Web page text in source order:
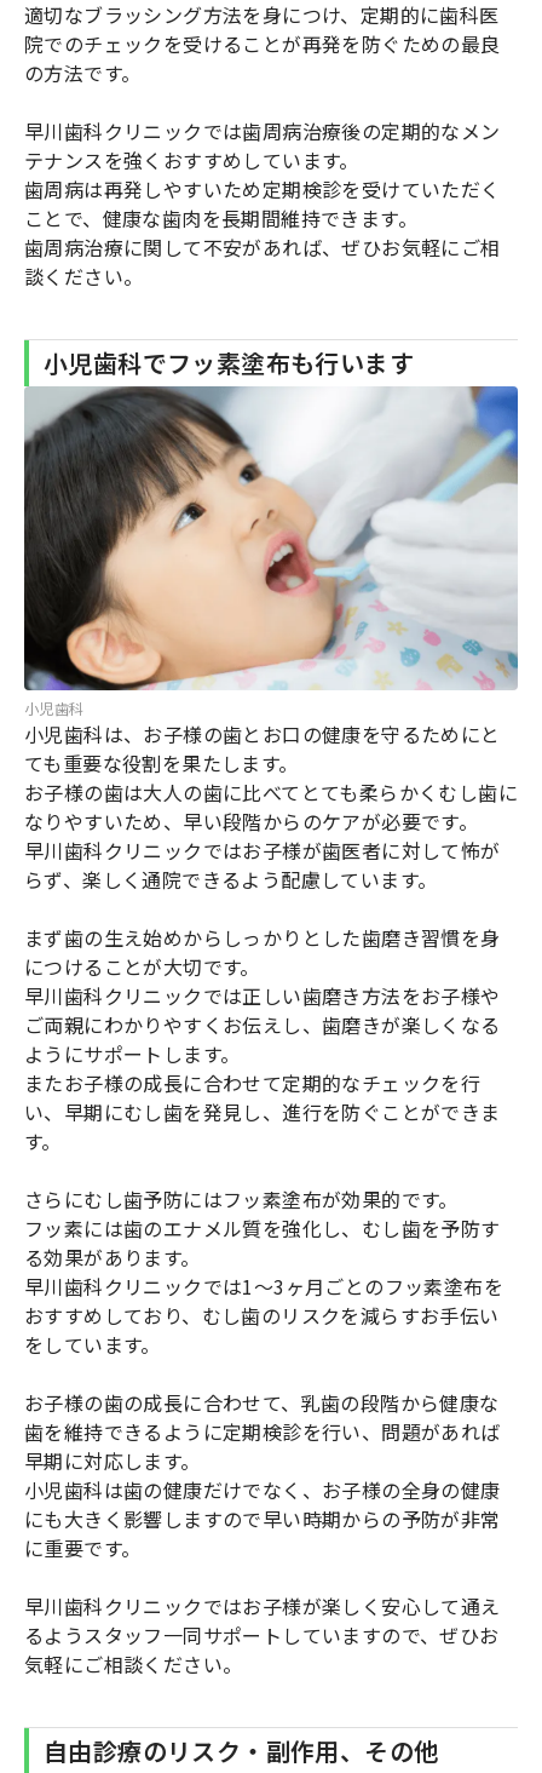
適切なブラッシング方法を身につけ、定期的に歯科医
院でのチェックを受けることが再発を防ぐための最良
の方法です。
早川歯科クリニックでは歯周病治療後の定期的なメン
テナンスを強くおすすめしています。
歯周病は再発しやすいため定期検診を受けていただく
ことで、健康な歯肉を長期間維持できます。
歯周病治療に関して不安があれば、ぜひお気軽にご相
談ください。
小児歯科でフッ素塗布も行います
小児歯科
小児歯科は、お子様の歯とお口の健康を守るためにと
ても重要な役割を果たします。
お子様の歯は大人の歯に比べてとても柔らかくむし歯に
なりやすいため、早い段階からのケアが必要です。
早川歯科クリニックではお子様が歯医者に対して怖が
らず、楽しく通院できるよう配慮しています。
まず歯の生え始めからしっかりとした歯磨き習慣を身
につけることが大切です。
早川歯科クリニックでは正しい歯磨き方法をお子様や
ご両親にわかりやすくお伝えし、歯磨きが楽しくなる
ようにサポートします。
またお子様の成長に合わせて定期的なチェックを行
い、早期にむし歯を発見し、進行を防ぐことができま
す。
さらにむし歯予防にはフッ素塗布が効果的です。
フッ素には歯のエナメル質を強化し、むし歯を予防す
る効果があります。
早川歯科クリニックでは1～3ヶ月ごとのフッ素塗布を
おすすめしており、むし歯のリスクを減らすお手伝い
をしています。
お子様の歯の成長に合わせて、乳歯の段階から健康な
歯を維持できるように定期検診を行い、問題があれば
早期に対応します。
小児歯科は歯の健康だけでなく、お子様の全身の健康
にも大きく影響しますので早い時期からの予防が非常
に重要です。
早川歯科クリニックではお子様が楽しく安心して通え
るようスタッフ一同サポートしていますので、ぜひお
気軽にご相談ください。
自由診療のリスク・副作用、その他